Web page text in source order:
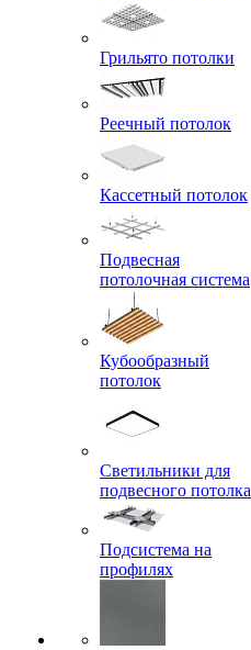
Грильято потолки
Реечный потолок
Кассетный потолок
Подвесная
потолочная система
Кубообразный
потолок
Светильники для
подвесного потолка
Подсистема на
профилях